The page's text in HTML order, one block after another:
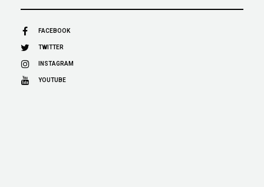
FACEBOOK
TWITTER
INSTAGRAM
YOUTUBE